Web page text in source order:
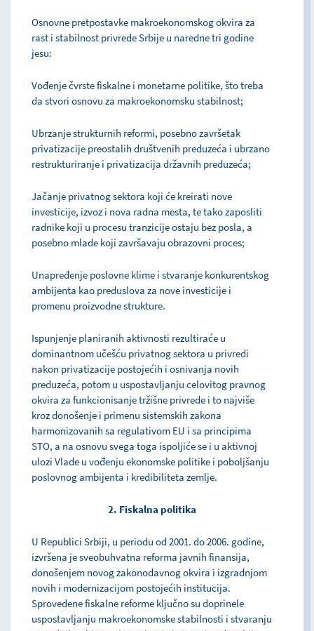
Osnovne pretpostavke makroekonomskog okvira za
rast i stabilnost privrede Srbije u naredne tri godine
jesu:
Vođenje čvrste fiskalne i monetarne politike, što treba
da stvori osnovu za makroekonomsku stabilnost;
Ubrzanje strukturnih reformi, posebno završetak
privatizacije preostalih društvenih preduzeća i ubrzano
restrukturiranje i privatizacija državnih preduzeća;
Jačanje privatnog sektora koji će kreirati nove
investicije, izvoz i nova radna mesta, te tako zaposliti
radnike koji u procesu tranzicije ostaju bez posla, a
posebno mlade koji završavaju obrazovni proces;
Unapređenje poslovne klime i stvaranje konkurentskog
ambijenta kao preduslova za nove investicije i
promenu proizvodne strukture.
Ispunjenje planiranih aktivnosti rezultiraće u
dominantnom učešću privatnog sektora u privredi
nakon privatizacije postojećih i osnivanja novih
preduzeća, potom u uspostavljanju celovitog pravnog
okvira za funkcionisanje tržišne privrede i to najviše
kroz donošenje i primenu sistemskih zakona
harmonizovanih sa regulativom EU i sa principima
STO, a na osnovu svega toga ispoljiće se i u aktivnoj
ulozi Vlade u vođenju ekonomske politike i poboljšanju
poslovnog ambijenta i kredibiliteta zemlje.
2. Fiskalna politika
U Republici Srbiji, u periodu od 2001. do 2006. godine,
izvršena je sveobuhvatna reforma javnih finansija,
donošenjem novog zakonodavnog okvira i izgradnjom
novih i modernizacijom postojećih institucija.
Sprovedene fiskalne reforme ključno su doprinele
uspostavljanju makroekonomske stabilnosti i stvaranju